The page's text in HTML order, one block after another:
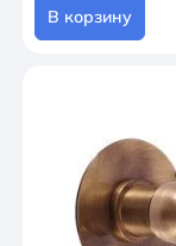
В корзину